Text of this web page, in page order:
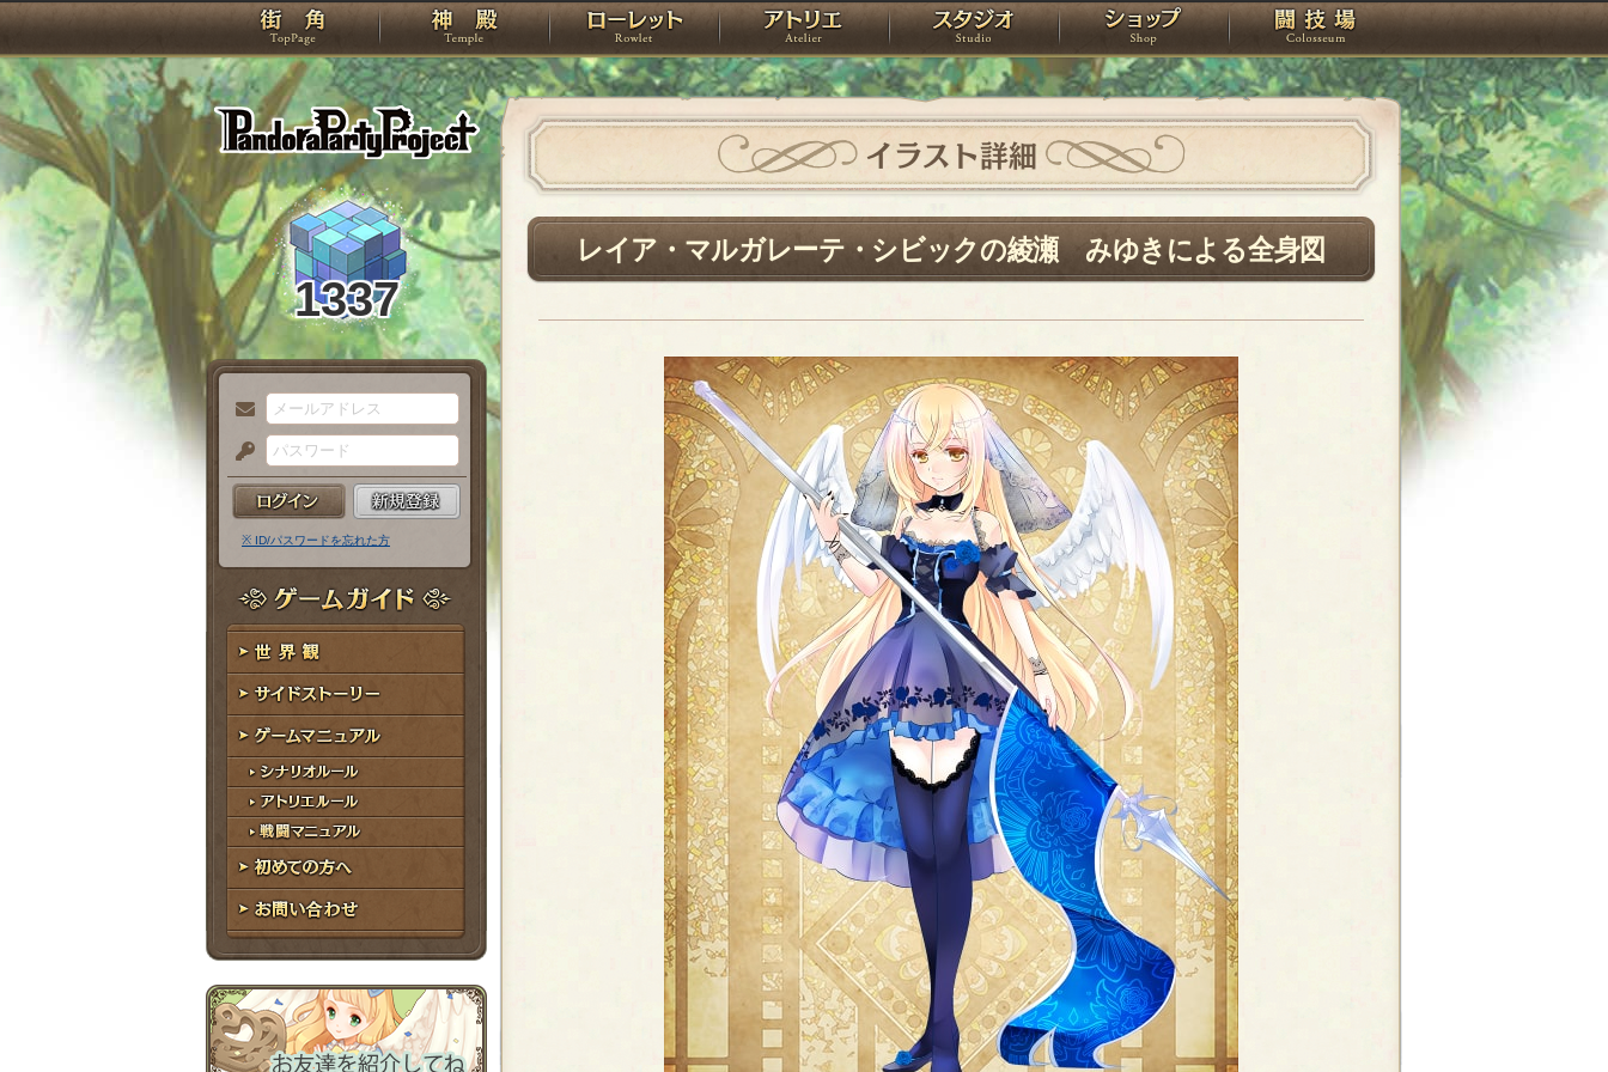
PandoraPartyProject
TOP 神殿 ローレット アトリエ スタジオ ショップ 闘技場
1337
メ
ー
ル
ア
ド
レ
ス
パ
ス
ー
ド
※ ID/パスワードを忘れた方
ゲームガイド
世界観
サイドストーリー
ゲームマニュアル
シナリオルール
アトリエルール
戦闘マニュアル
初めての方へ
お問い合わせ
イラスト詳細
レイア・マルガレーテ・シビックの綾瀬 みゆきによる全身図